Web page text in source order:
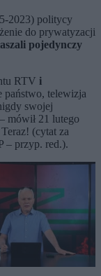
2023) politycy
do prywatyzacji
pojedynczy
RTV i
państwo, telewizja
swojej
mówił 21 lutego
(cytat za
– przyp. red.).